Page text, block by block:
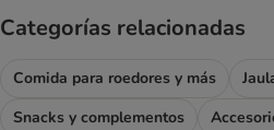
Categorías relacionadas
Comida para roedores y más
Snacks y complementos